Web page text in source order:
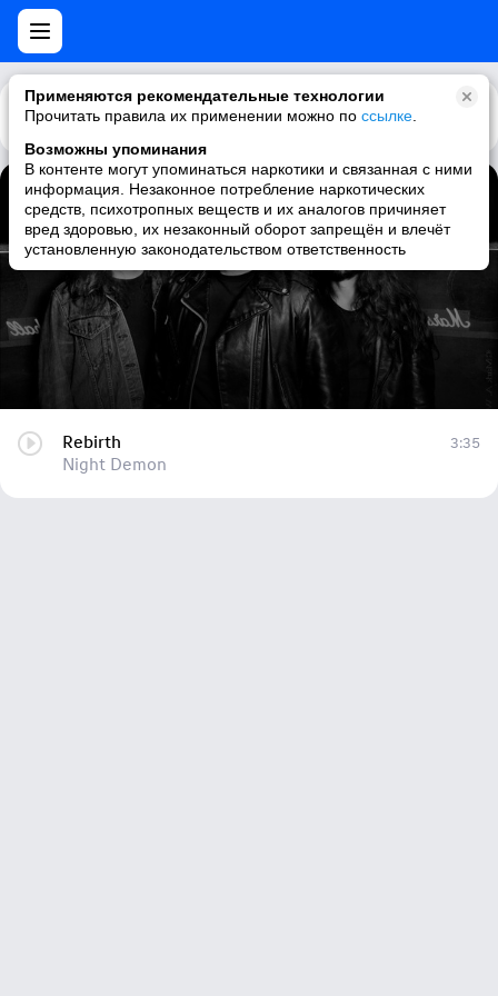
Применяются рекомендательные технологии
Прочитать правила их применении можно по ссылке
Возможны упоминания
В контенте могут упоминаться наркотики и связанная с ними
информация. Незаконное потребление наркотических
средств, психотропных веществ и их аналогов причиняет
вред здоровью, их незаконный оборот запрещён и влечёт
установленную законодательством ответственность
Каталог Рекомендации
Rebirth
Night Demon
Rebirth
Night Demon
3:35